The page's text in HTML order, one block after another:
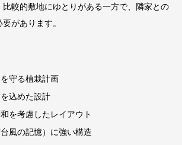
較的敷地にゆとりがある一方で、隣家との
があります。
守る植栽計画
込めた設計
を考慮したレイアウト
風の記憶）に強い構造